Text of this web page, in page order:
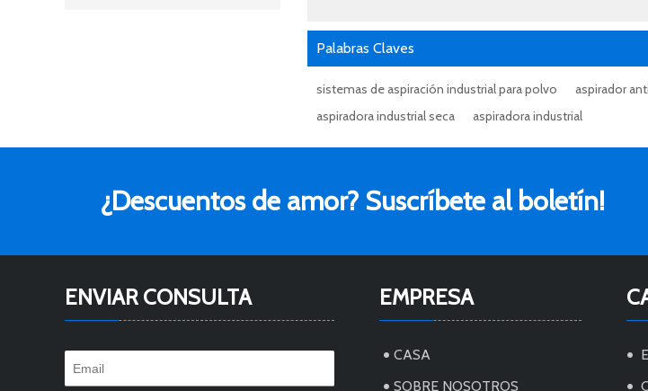
Palabras Claves
sistemas de aspiración industrial para polvo aspirador
aspiradora industrial seca
aspiradora industrial
¿Descuentos de amor? Suscríbete al boletín!
ENVIAR CONSULTA EMPRESA
CASA
SOBRE NOSOTROS